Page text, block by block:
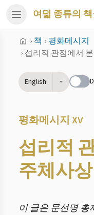
여덟 종류의
› 책 ›평화메시지
› 섭리적 관점에서
English
평화메시지 XV
섭리적
주체사상
이 글은 문선명 총